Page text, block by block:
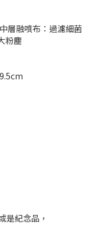
層融噴布：過濾細菌
粉塵
是紀念品，